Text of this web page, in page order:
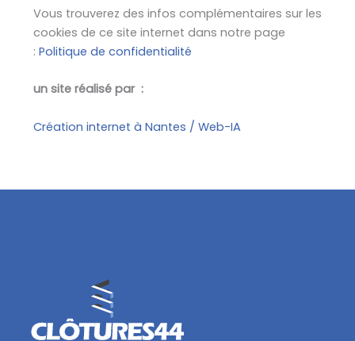
Vous trouverez des infos complémentaires sur les
cookies de ce site internet dans notre page
: Politique de confidentialité
un site réalisé par :
Création internet à Nantes / Web-IA